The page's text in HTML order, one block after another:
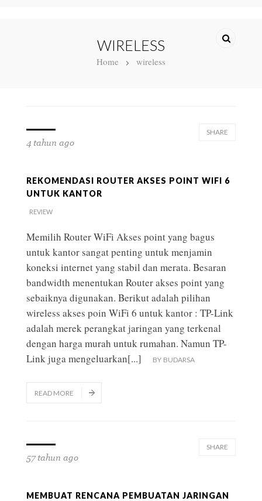
WIRELESS
Home wireless
4 tahun ago
SHARE
REKOMENDASI ROUTER AKSES POINT WIFI 6
UNTUK KANTOR
REVIEW
Memilih Router WiFi Akses point yang bagus
untuk kantor sangat penting untuk menjamin
koneksi internet yang stabil dan merata. Besaran
bandwidth menentukan Router akses point yang
sebaiknya digunakan. Berikut adalah pilihan
wireless akses poin WiFi 6 untuk kantor : TP-Link
adalah merek perangkat jaringan yang terkenal
dengan harga murah untuk rumahan. Namun TP-
Link juga mengeluarkan[...] BY BUDARSA
READ MORE
57 tahun ago
SHARE
MEMBUAT RENCANA PEMBUATAN JARINGAN